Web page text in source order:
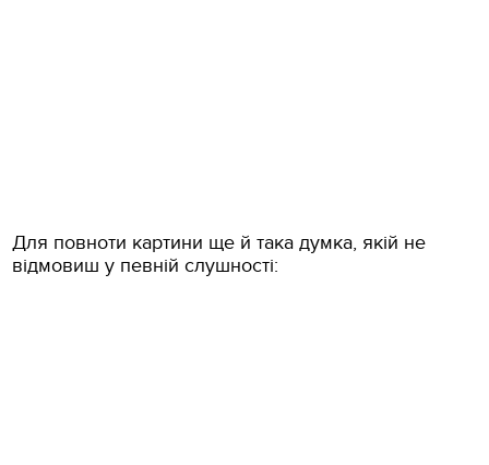
Для повноти картини ще й така думка, якій не
відмовиш у певній слушності: